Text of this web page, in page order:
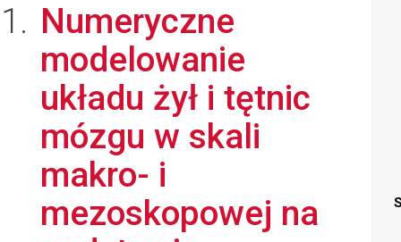
Numeryczne
modelowanie
układu żył i tętnic
mózgu w skali
makro- i
mezoskopowej na